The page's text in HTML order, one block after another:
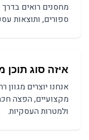
מחסנים רואים
ספורים, ותוצאות עסקיות
איזה סוג
אנחנו יוצרים מגוון
מקצועיים, הפצה
ולמטרות העסקיות.